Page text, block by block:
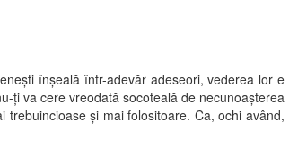
înşeală într-adevăr adeseori, vederea lor e
ţi va cere vreodată socoteală de necunoaşterea
şi mai folositoare. Ca, ochi având,